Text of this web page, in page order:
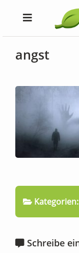
angst
Kategorien:
Schreibe